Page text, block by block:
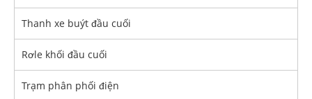
Thanh xe buýt đầu cuối
Rơle khối đầu cuối
Trạm phân phối điện